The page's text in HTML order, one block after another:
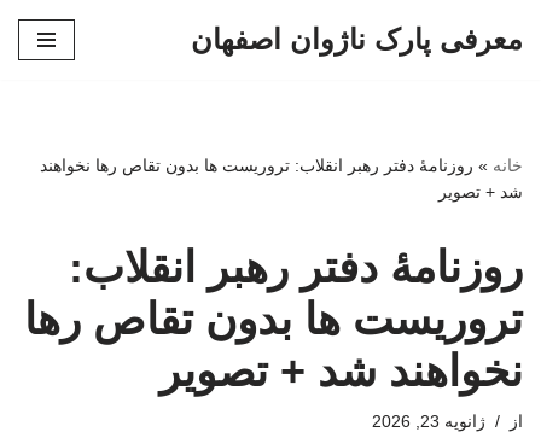
معرفی پارک ناژوان اصفهان
خانه » روزنامۀ دفتر رهبر انقلاب: تروریست ها بدون تقاص رها نخواهند
شد + تصویر
روزنامۀ دفتر رهبر انقلاب:
تروریست ها بدون تقاص رها
نخواهند شد + تصویر
از ژانویه 23, 2026